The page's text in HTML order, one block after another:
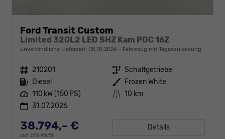
Ford Transit Custom
Limited 320L2 LED SHZ Kam PDC 16Z
unverbindliche Lieferzeit: 05.10.2026 Fahrzeug mit Tageszulassung
Fahrzeugnr. 210201 Getriebe Schaltgetriebe
Kraftstoff Diesel Außenfarbe Frozen White
Leistung 110 kW (150 PS) Kilometerstand 10 km
31.07.2026
38.794,– €
incl. 19% MwSt.
Details